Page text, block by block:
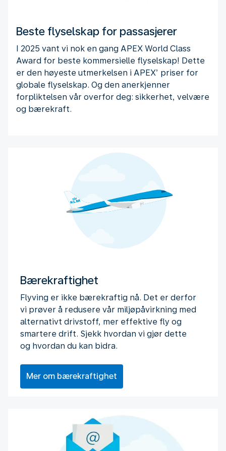
Beste flyselskap for passasjerer
I 2025 vant vi nok en gang APEX World Class
Award for beste kommersielle flyselskap! Dette
er den høyeste utmerkelsen i APEX’ priser for
globale flyselskap. Og den anerkjenner
forpliktelsen vår overfor deg: sikkerhet, velvære
og bærekraft.
Bærekraftighet
Flyving er ikke bærekraftig nå. Det er derfor
vi prøver å redusere vår miljøpåvirkning med
alternativt drivstoff, mer effektive fly og
smartere drift. Sjekk hvordan vi gjør dette
og hvordan du kan bidra.
Mer om bærekraftighet